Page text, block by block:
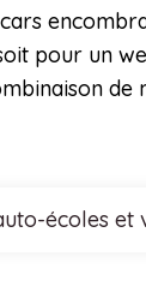
pour un
écoles